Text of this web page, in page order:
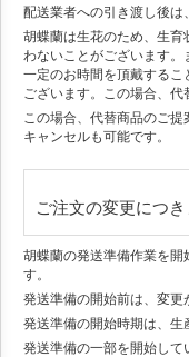
配送業者への引き渡し後は
胡蝶蘭は生花のため、生
わないことがございます。
一定のお時間を頂戴する
ございます。この場合、代
この場合、代替商品のご
キャンセルも可能です。
ご注文の変更につき
胡蝶蘭の発送準備作業を開
す。
発送準備の開始前は、変更
発送準備の開始時期は、生
発送準備の一部を開始し